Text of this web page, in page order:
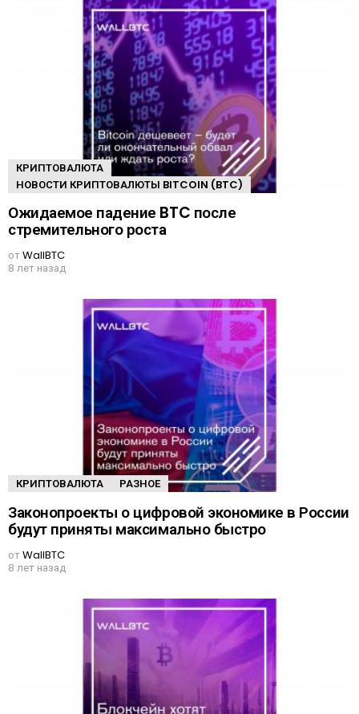
КРИПТОВАЛЮТА
НОВОСТИ КРИПТОВАЛЮТЫ BITCOIN (BTC)
Ожидаемое падение BTC после
стремительного роста
отWallBTC
8 лет назад
КРИПТОВАЛЮТА РАЗНОЕ
Законопроекты о цифровой экономике в России
будут приняты максимально быстро
отWallBTC
8 лет назад